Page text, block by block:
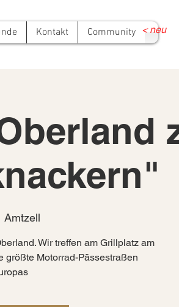
Kontakt Community <neu
Amtzell
Wir treffen am Grillplatz am
größte Motorrad-Pässestraßen
Community Europas